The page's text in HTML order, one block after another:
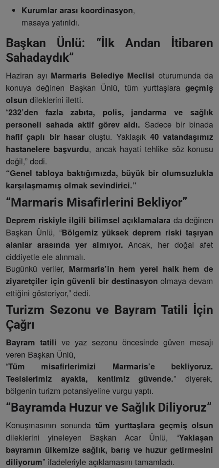
Kurumlar arası koordinasyon,
masaya yatırıldı.
Başkan Ünlü: “İlk Andan İtibaren
Sahadaydık”
Haziran ayı Marmaris Belediye Meclisi oturumunda da
konuya değinen Başkan Ünlü, tüm yurttaşlara geçmiş
olsun dileklerini iletti.
“232’den fazla zabıta, polis, jandarma ve sağlık
personeli sahada aktif görev aldı. Sadece bir binada
hafif çaplı bir hasaroluştu. Yaklaşık 40 vatandaşımız
hastanelere başvurdu, ancak hayati tehlike söz konusu
değil,” dedi.
“Genel tabloya baktığımızda, büyük bir olumsuzlukla
karşılaşmamış olmak sevindirici.”
“Marmaris Misafirlerini Bekliyor”
Deprem riskiyle ilgili bilimsel açıklamalara da değinen
Başkan Ünlü, “Bölgemiz yüksek deprem riski taşıyan
alanlar arasında yer almıyor. Ancak, her doğal afet
ciddiyetle ele alınmalı.
Bugünkü veriler, Marmaris’in hem yerel halk hem de
ziyaretçiler için güvenli bir destinasyon olmaya devam
ettiğini gösteriyor,” dedi.
Turizm Sezonu ve Bayram Tatili İçin
Çağrı
Bayram tatili ve yaz sezonu öncesinde güven mesajı
veren Başkan Ünlü,
“Tüm misafirlerimizi Marmaris’e bekliyoruz.
Tesislerimiz ayakta, kentimiz güvende.” diyerek,
bölgenin turizm potansiyeline vurgu yaptı.
“Bayramda Huzur ve Sağlık Diliyoruz”
Konuşmasının sonundatüm yurttaşlara geçmiş olsun
dileklerini yineleyen Başkan Acar Ünlü, “Yaklaşan
bayramın ülkemize sağlık, barış ve huzur getirmesini
diliyorum” ifadeleriyle açıklamasını tamamladı.